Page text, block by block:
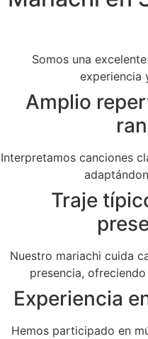
Somos una
experiencia
Amplio
Interpretamos canciones
Traje
Nuestro mariachi cuida
presencia,
Experiencia
Hemos participado en